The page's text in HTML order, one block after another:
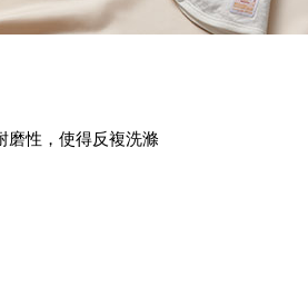
磨性，使得反複洗滌